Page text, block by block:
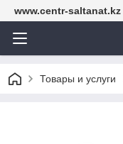
www.centr-saltanat.kz
Товары и услуги